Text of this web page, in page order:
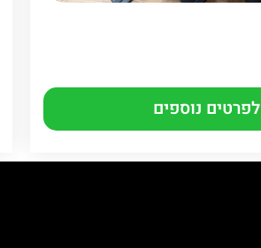
לפרטים נוספים